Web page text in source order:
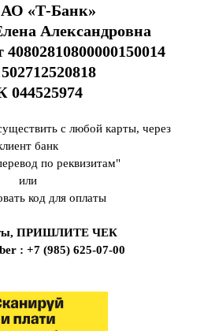
«Т-Банк»
Александровна
044525974
с любой карты, через
банк
по реквизитам"
или
код для оплаты
ПРИШЛИТЕ ЧЕК
: +7 (985) 625-07-00